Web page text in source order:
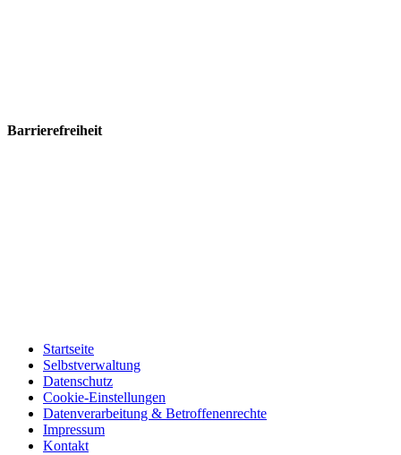
Barrierefreiheit
Startseite
Selbstverwaltung
Datenschutz
Cookie-Einstellungen
Datenverarbeitung & Betroffenenrechte
Impressum
Kontakt